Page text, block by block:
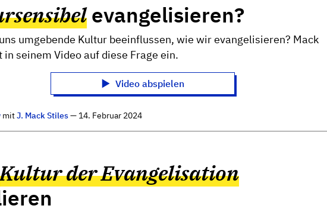
evangelisieren?
umgebende Kultur beeinflussen, wie wir evangelisieren? Mack
in seinem Video auf diese Frage ein.
Video abspielen
mitJ. Mack Stiles— 14. Februar 2024
Kultur der Evangelisation